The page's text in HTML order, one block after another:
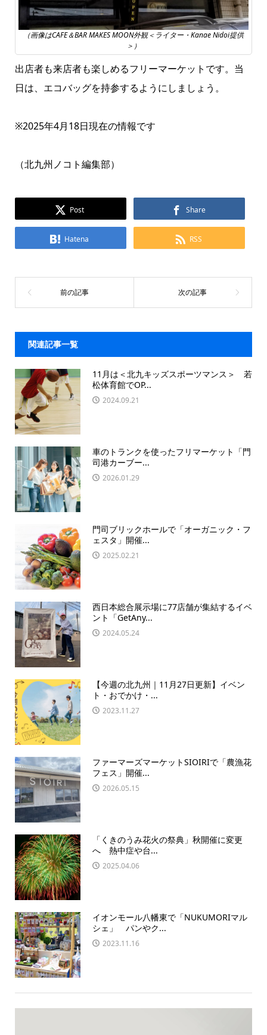
（画像はCAFE＆BAR MAKES MOON外観＜ライター・Kanae Nidoi提供
＞）
出店者も来店者も楽しめるフリーマーケットです。当
日は、エコバッグを持参するようにしましょう。
※2025年4月18日現在の情報です
（北九州ノコト編集部）
Post Share
Hatena RSS
関連記事一覧
11月は＜北九キッズスポーツマンス＞ 若
松体育館でOP...
2024.09.21
車のトランクを使ったフリマーケット「門
司港カーブー...
2026.01.29
門司ブリックホールで「オーガニック・フ
ェスタ」開催...
2025.02.21
西日本総合展示場に77店舗が集結するイベ
ント「GetAny...
2024.05.24
【今週の北九州｜11月27日更新】イベン
ト・おでかけ・...
2023.11.27
ファーマーズマーケットSIOIRIで「農漁花
フェス」開催...
2026.05.15
「くきのうみ花火の祭典」秋開催に変更
へ 熱中症や台...
2025.04.06
イオンモール八幡東で「NUKUMORIマル
シェ」 パンやク...
2023.11.16